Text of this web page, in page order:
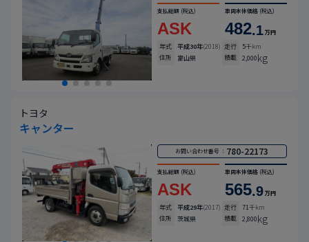
支払総額 (税込)
ASK
車両本体価格 (税込)
482.1万円
年式 平成30年(2018) 走行 5千km
積載
2,000kg
住所 富山県
トヨタ
キャンター
お問い合わせ番号 ： 780-22173
支払総額 (税込)
ASK
車両本体価格 (税込)
565.9万円
年式 平成29年(2017) 走行 71千km
積載
2,800kg
住所 茨城県